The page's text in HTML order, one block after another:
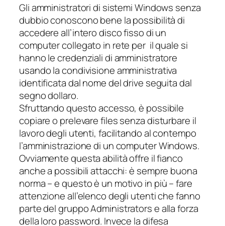
Gli amministratori di sistemi Windows senza
dubbio conoscono bene la possibilità di
accedere all’intero disco fisso di un
computer collegato in rete per il quale si
hanno le credenziali di amministratore
usando la condivisione amministrativa
identificata dal nome del drive seguita dal
segno dollaro.
Sfruttando questo accesso, è possibile
copiare o prelevare files senzadisturbare il
lavoro degli utenti, facilitando al contempo
l’amministrazione di un computer Windows.
Ovviamente questa abilità offre il fianco
anche a possibili attacchi: è sempre buona
norma – e questo è un motivo in più – fare
attenzione all’elenco degli utenti che fanno
parte del gruppoAdministratorse alla forza
della loro password. Invece la difesa